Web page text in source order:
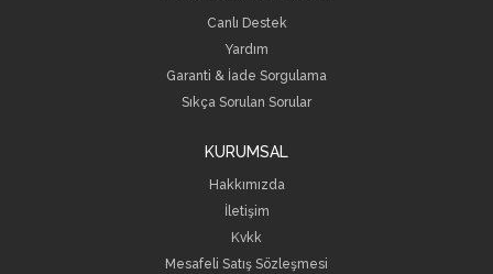
Canlı Destek
Yardım
Garanti & İade Sorgulama
Sıkça Sorulan Sorular
KURUMSAL
Hakkımızda
İletişim
Kvkk
Mesafeli Satış Sözleşmesi